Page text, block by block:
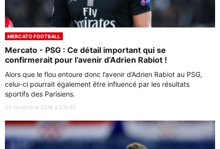
MERCATO FOOTBALL
Mercato - PSG : Ce détail important qui se
confirmerait pour l’avenir d’Adrien Rabiot !
Alors que le flou entoure donc l’avenir d’Adrien Rabiot au PSG,
celui-ci pourrait également être influencé par les résultats
sportifs des Parisiens.
25 novembre 2018 à 23h45